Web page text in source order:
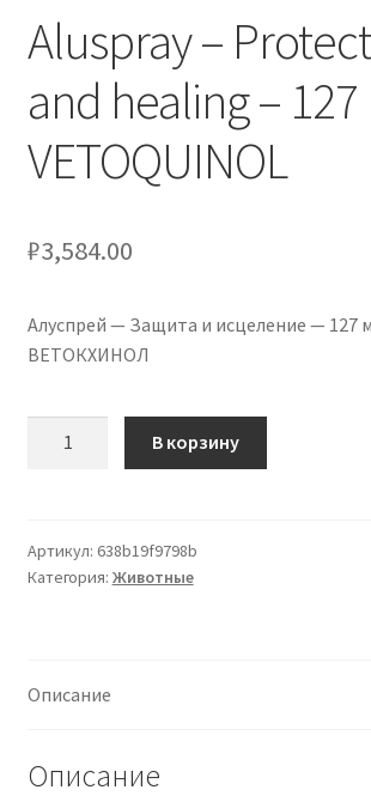
Сотрудничество
Aluspray –
and healing –
VETOQUINOL
₽3,584.00
Алуспрей — Защита и исцеление — 127
ВЕТОКХИНОЛ
Protection
and
ml
В корзину
Артикул: 638b19f9798b
Категория: Животные
Описание
Описание